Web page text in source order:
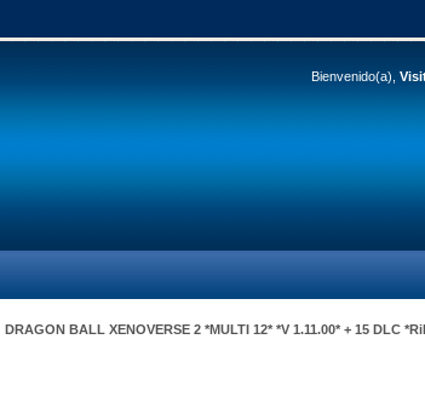
Bienvenido(a),
DRAGON BALL XENOVERSE 2 *MULTI 12* *V 1.11.00* + 15 DLC